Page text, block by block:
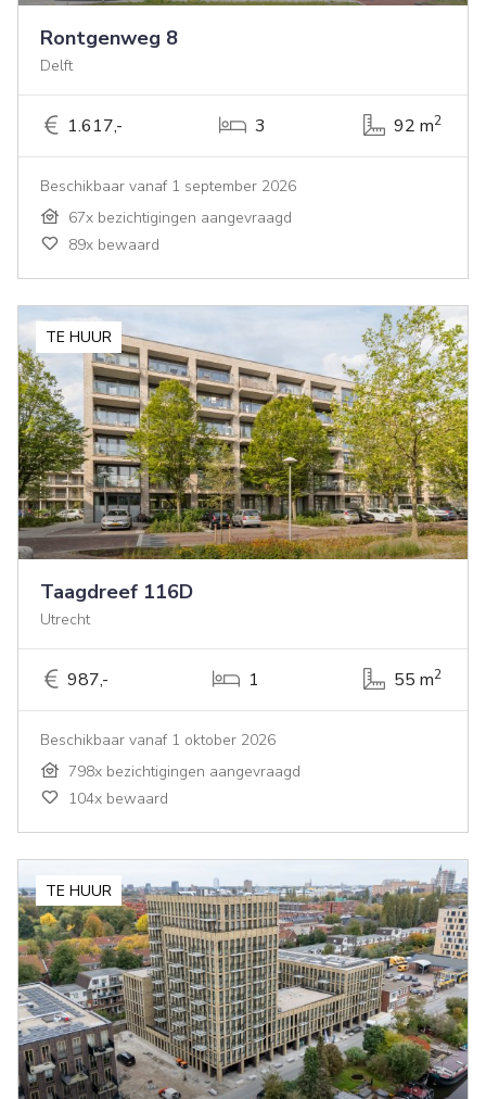
Rontgenweg 8
Delft
1.617,- 3 92 m2
Beschikbaar vanaf 1 september 2026
67x bezichtigingen aangevraagd
89x bewaard
TE HUUR
Taagdreef 116D
Utrecht
987,- 1 55 m2
Beschikbaar vanaf 1 oktober 2026
798x bezichtigingen aangevraagd
104x bewaard
TE HUUR